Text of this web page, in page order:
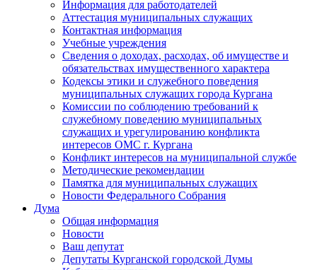
Информация для работодателей
Аттестация муниципальных служащих
Контактная информация
Учебные учреждения
Сведения о доходах, расходах, об имуществе и
обязательствах имущественного характера
Кодексы этики и служебного поведения
муниципальных служащих города Кургана
Комиссии по соблюдению требований к
служебному поведению муниципальных
служащих и урегулированию конфликта
интересов ОМС г. Кургана
Конфликт интересов на муниципальной службе
Методические рекомендации
Памятка для муниципальных служащих
Новости Федерального Cобрания
Дума
Общая информация
Новости
Ваш депутат
Депутаты Курганской городской Думы